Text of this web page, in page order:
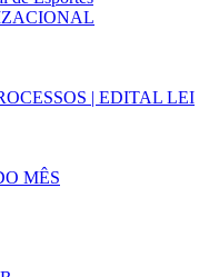
| EDITAL LEI
MÊS